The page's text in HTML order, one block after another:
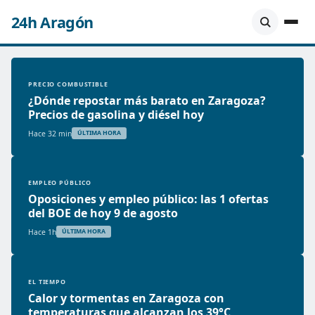
24h Aragón
PRECIO COMBUSTIBLE
¿Dónde repostar más barato en Zaragoza?
Precios de gasolina y diésel hoy
Hace 32 min ÚLTIMA HORA
EMPLEO PÚBLICO
Oposiciones y empleo público: las 1 ofertas
del BOE de hoy 9 de agosto
Hace 1h ÚLTIMA HORA
EL TIEMPO
Calor y tormentas en Zaragoza con